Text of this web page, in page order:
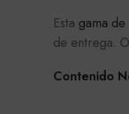
Esta gama
de entrega.
Contenido